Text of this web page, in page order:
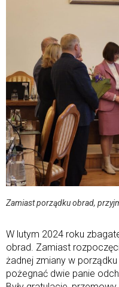
Zamiast porządku obrad,
W lutym 2024 roku
obrad. Zamiast
żadnej zmiany w
pożegnać dwie panie